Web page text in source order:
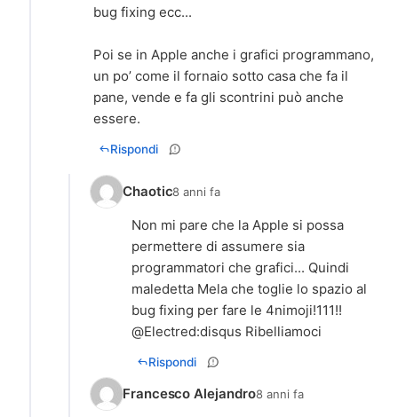
bug fixing ecc...
Poi se in Apple anche i grafici programmano,
un po’ come il fornaio sotto casa che fa il
pane, vende e fa gli scontrini può anche
essere.
Rispondi
Chaotic8 anni fa
Non mi pare che la Apple si possa
permettere di assumere sia
programmatori che grafici... Quindi
maledetta Mela che toglie lo spazio al
bug fixing per fare le 4nimoji!111!!
@Electred:disqus Ribelliamoci
Rispondi
Francesco Alejandro8 anni fa